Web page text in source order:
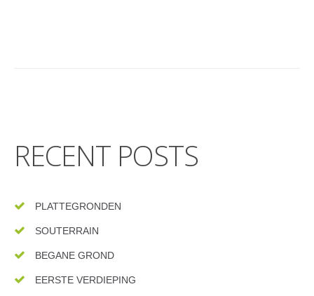
RECENT POSTS
PLATTEGRONDEN
SOUTERRAIN
BEGANE GROND
EERSTE VERDIEPING